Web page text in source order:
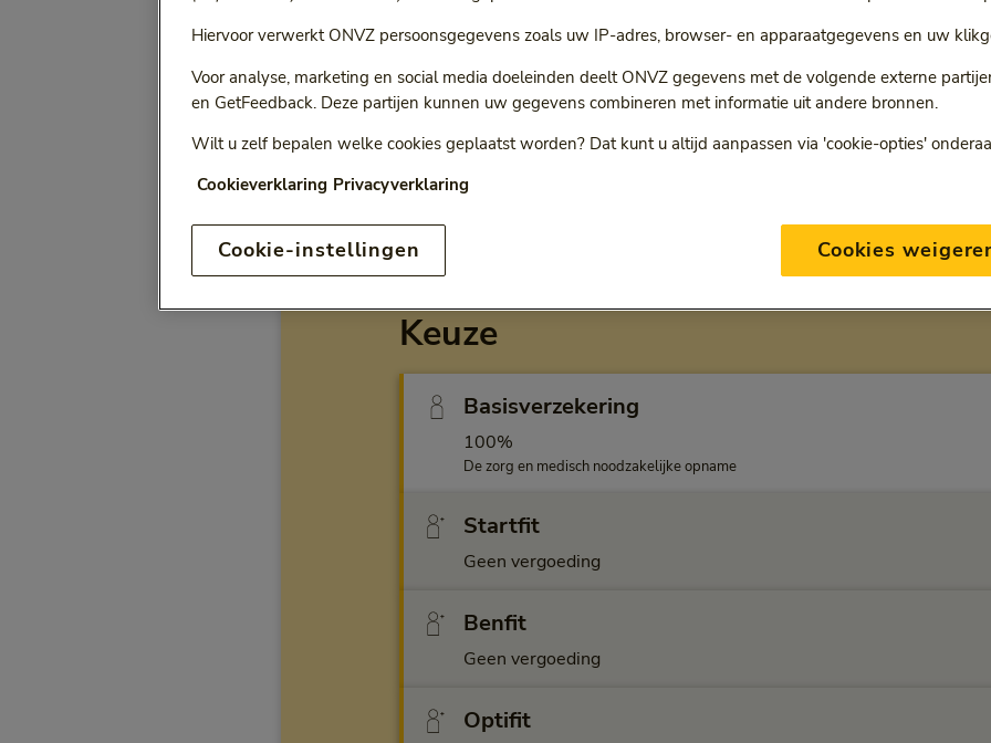
ONVZ Vrije Keuze ONVZ Bewuste Keuze
Vergoeding per verzekering bij Vrije
Keuze
Basisverzekering
100%
De zorg en medisch noodzakelijke opname
Startfit
Geen vergoeding
Benfit
Geen vergoeding
Optifit
Hiervoor verwerkt ONVZ persoonsgegevens zoals uw IP-adres, browser- en apparaatgegevens en uw
Voor analyse, marketing en social media doeleinden deelt ONVZ gegevens met de volgende externe
en GetFeedback. Deze partijen kunnen uw gegevens combineren met informatie uit andere bronnen.
Wilt u zelf bepalen welke cookies geplaatst worden? Dat kunt u altijd aanpassen via 'cookie-opties'
Cookieverklaring Privacyverklaring
Cookie-instellingen Cookies